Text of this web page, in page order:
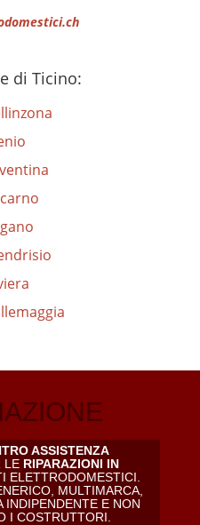
di Ticino:
ASSISTENZA
LE RIPARAZIONI IN
ELETTRODOMESTICI.
MULTIMARCA,
INDIPENDENTE E NON
I COSTRUTTORI.